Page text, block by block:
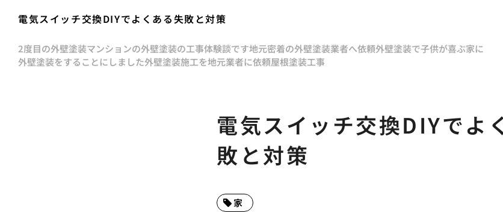
電気スイッチ交換DIYでよくある失敗と対策
2度目の外壁塗装マンションの外壁塗装の工事体験談です地元密着の外壁塗装業者へ依頼外壁塗装で子供が喜ぶ家に
外壁塗装をすることにしました外壁塗装施工を地元業者に依頼屋根塗装工事
電気スイッチ交換DIYでよ
敗と対策
家